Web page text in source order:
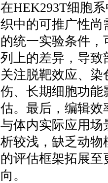
在HEK293T细胞
织中的可推广性尚
的统一实验条件
列上的差异，导致
关注脱靶效应、
伤、长期细胞功能
估。最后，编辑效
与体内实际应用场
析较浅，缺乏动物
的评估框架拓展
向。